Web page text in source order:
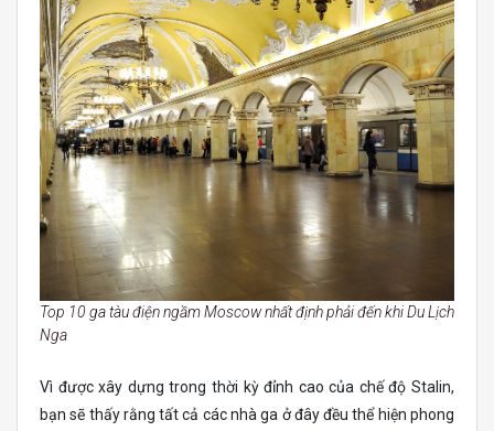
Top 10 ga tàu điện ngầm Moscow nhất định phải đến khi Du Lịch
Nga
Vì được xây dựng trong thời kỳ đỉnh cao của chế độ Stalin,
bạn sẽ thấy rằng tất cả các nhà ga ở đây đều thể hiện phong